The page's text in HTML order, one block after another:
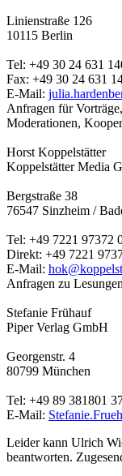
Linienstraße 126
10115 Berlin
Tel: +49 30 24 631
Fax: +49 30 24 631
E-Mail:
Anfragen für Vorträge,
Moderationen,
Horst Koppelstätter
Koppelstätter Media
Bergstraße 38
76547 Sinzheim /
Tel: +49 7221 97372
Direkt: +49 7221
E-Mail:
Anfragen zu
Stefanie Frühauf
Piper Verlag GmbH
Georgenstr. 4
80799 München
Tel: +49 89 381801
E-Mail:
Leider kann Ulrich
beantworten.